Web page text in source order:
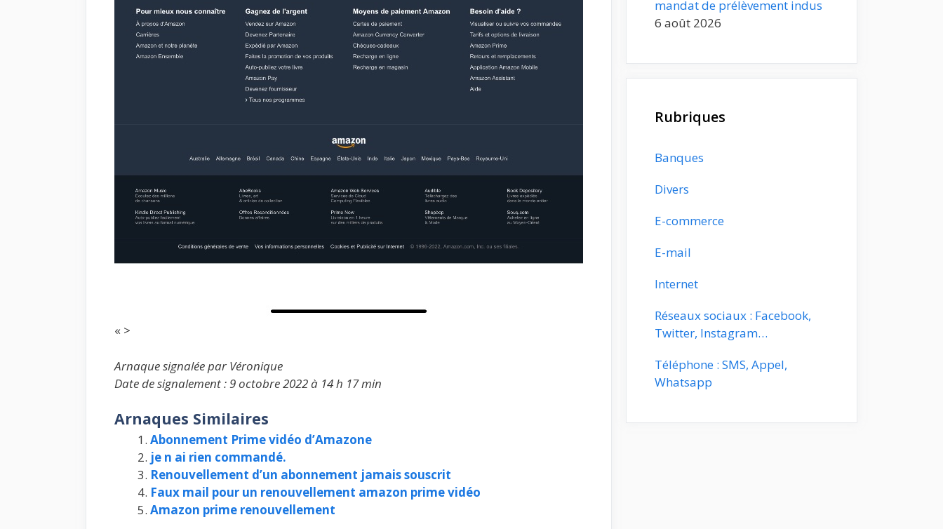
« >
Arnaque signalée par Véronique
Date de signalement : 9 octobre 2022 à 14 h 17 min
Arnaques Similaires
Abonnement Prime vidéo d’Amazone
je n ai rien commandé.
Renouvellement d’un abonnement jamais souscrit
Faux mail pour un renouvellement amazon prime vidéo
Amazon prime renouvellement
mandat de prélèvement indus
6 août 2026
Rubriques
Banques
Divers
E-commerce
E-mail
Internet
Réseaux sociaux : Facebook,
Twitter, Instagram…
Téléphone : SMS, Appel,
Whatsapp